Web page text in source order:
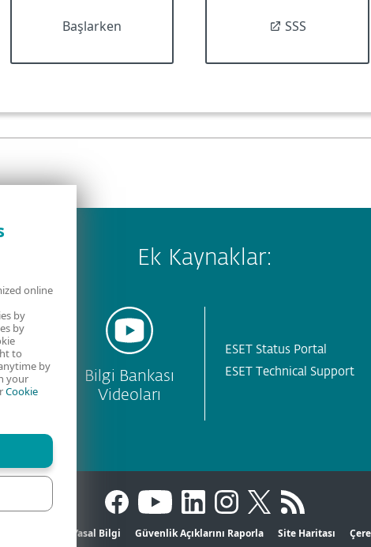
Başlarken SSS
Ek Kaynaklar:
Bilgi Bankası
Videoları
ESET Status Portal
ESET Technical Support
Yasal Bilgi Güvenlik Açıklarını Raporla Site Haritası
online
by
by
to
by
your
Cookie